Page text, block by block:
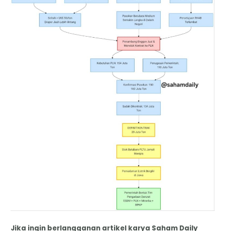
Jika ingin berlangganan artikel karya Saham Daily